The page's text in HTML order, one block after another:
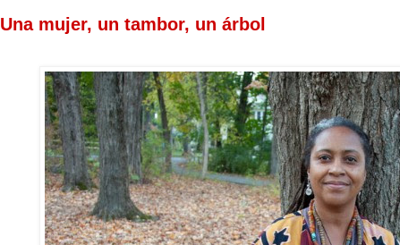
Una mujer, un tambor, un árbol